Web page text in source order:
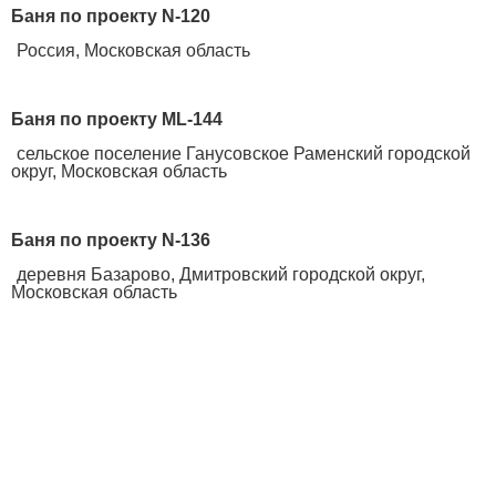
Баня по проекту N-120
Россия, Московская область
Баня по проекту ML-144
сельское поселение Ганусовское Раменский городской
округ, Московская область
Баня по проекту N-136
деревня Базарово, Дмитровский городской округ,
Московская область